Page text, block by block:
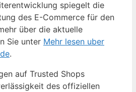
spiegelt die
des E-Commerce für den
über die aktuelle
Sie unter Mehr lesen uber
.
auf Trusted Shops
des offiziellen